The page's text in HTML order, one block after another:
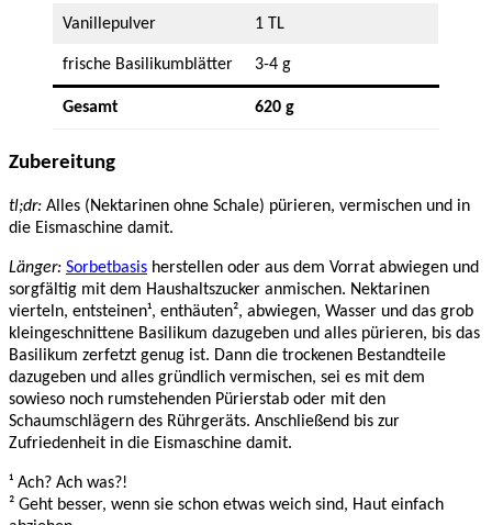
Vanillepulver 1 TL
frische Basilikumblätter 3-4 g
Gesamt 620 g
Zubereitung
tl;dr: Alles (Nektarinen ohne Schale) pürieren, vermischen und in
die Eismaschine damit.
Länger: Sorbetbasis herstellen oder aus dem Vorrat abwiegen und
sorgfältig mit dem Haushaltszucker anmischen. Nektarinen
vierteln, entsteinen¹, enthäuten², abwiegen, Wasser und das grob
kleingeschnittene Basilikum dazugeben und alles pürieren, bis das
Basilikum zerfetzt genug ist. Dann die trockenen Bestandteile
dazugeben und alles gründlich vermischen, sei es mit dem
sowieso noch rumstehenden Pürierstab oder mit den
Schaumschlägern des Rührgeräts. Anschließend bis zur
Zufriedenheit in die Eismaschine damit.
¹ Ach? Ach was?!
² Geht besser, wenn sie schon etwas weich sind, Haut einfach